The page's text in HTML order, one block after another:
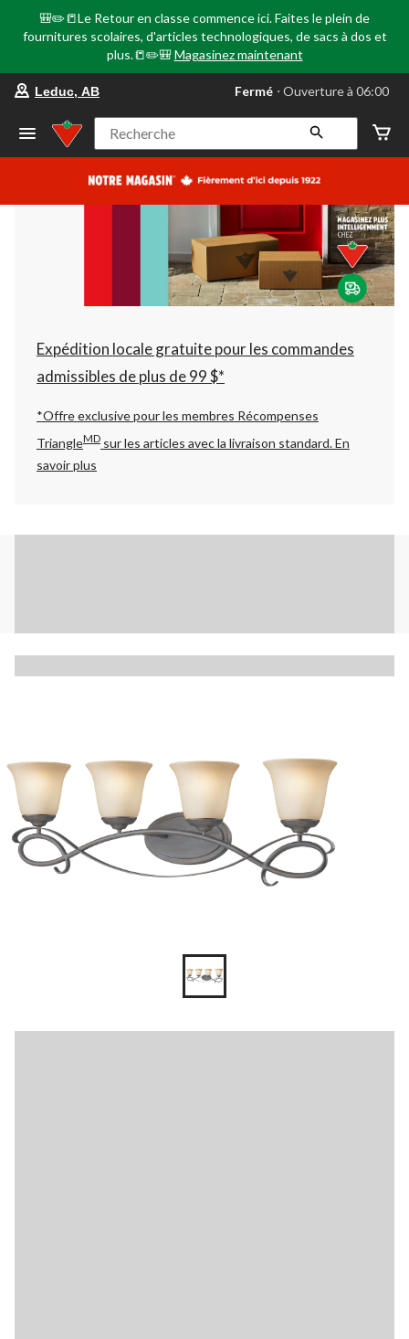
🎒✏️📒Le Retour en classe commence ici. Faites le plein de
fournitures scolaires, d'articles technologiques, de sacs à dos et
plus.📒✏️🎒 Magasinez maintenant
votre
préféré
Leduc,
AB,
courament
Ouverture
à
06:00
cliquer
pour
changer
Leduc, AB Fermé ⋅ Ouverture à 06:00
Recherche
Expédition locale gratuite pour les commandes
admissibles de plus de 99 $*
*Offre exclusive pour les membres Récompenses
TriangleMD sur les articles avec la livraison standard.En
savoir plus